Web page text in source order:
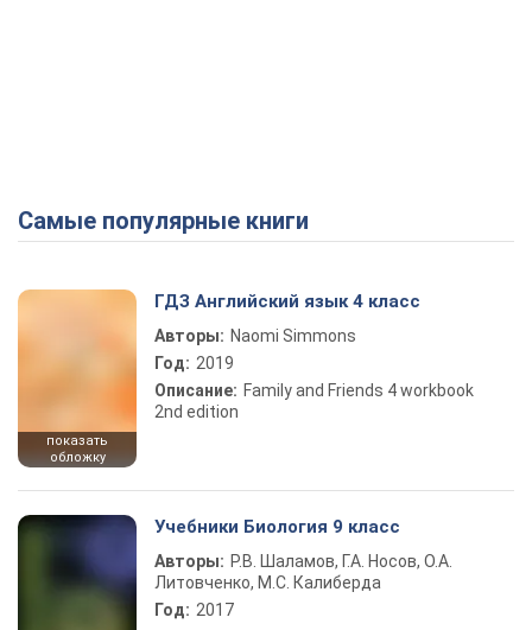
Самые популярные книги
показать
обложку
ГДЗ Английский язык 4 класс
Авторы: Naomi Simmons
Год: 2019
Описание: Family and Friends 4 workbook
2nd edition
Учебники Биология 9 класс
Авторы: Р.В. Шаламов, Г.А. Носов, О.А.
Литовченко, М.С. Калиберда
Год: 2017